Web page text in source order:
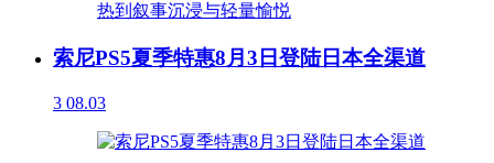
索尼PS5夏季特惠8月3日登陆日本全渠道
3 08.03